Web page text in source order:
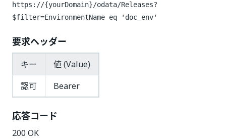
https://{yourDomain}/odata/Releases?
$filter=EnvironmentName eq 'doc_env'
要求ヘッダー
キー
値 (Value)
認可
Bearer
応答コード
200 OK